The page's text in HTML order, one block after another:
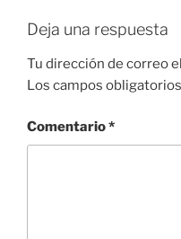
Deja una respuesta
Tu dirección de correo
Los campos
Comentario*